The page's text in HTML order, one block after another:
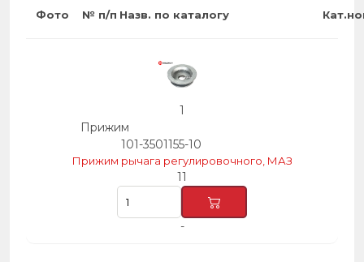
Фото № п/п Назв. по каталогу
1
Прижим
101-3501155-10
Прижим рычага регулировочного, МАЗ
11
-